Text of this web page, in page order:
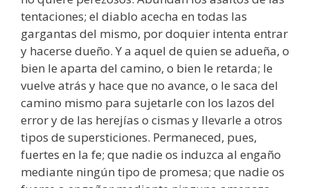
tentaciones; el diablo acecha en todas las
gargantas del mismo, por doquier intenta entrar
y hacerse dueño. Y a aquel de quien se adueña, o
bien le aparta del camino, o bien le retarda; le
vuelve atrás y hace que no avance, o le saca del
camino mismo para sujetarle con los lazos del
error y de las herejías o cismas y llevarle a otros
tipos de supersticiones. Permaneced, pues,
fuertes en la fe; que nadie os induzca al engaño
mediante ningún tipo de promesa; que nadie os